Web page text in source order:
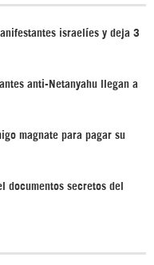
israelíes y deja 3
anti-Netanyahu llegan a
magnate para pagar su
documentos secretos del